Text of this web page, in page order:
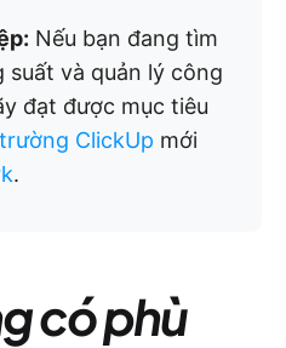
Nếu bạn đang tìm
suất và quản lý công
đạt được mục tiêu
ClickUp mới
.
có phù